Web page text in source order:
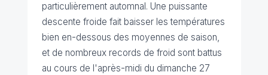
particulièrement automnal. Une puissante
descente froide fait baisser les températures
bien en-dessous des moyennes de saison,
et de nombreux records de froid sont battus
au cours de l'après-midi du dimanche 27